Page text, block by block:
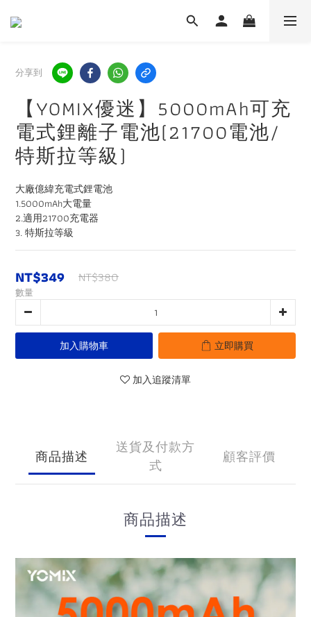
分享到
【YOMIX優迷】5000mAh可充
電式鋰離子電池(21700電池/
特斯拉等級)
大廠億緯充電式鋰電池
1.5000mAh大電量
2.適用21700充電器
3. 特斯拉等級
NT$349 NT$380
數量
加入購物車 立即購買
加入追蹤清單
商品描述
送貨及付款方
式
顧客評價
商品描述